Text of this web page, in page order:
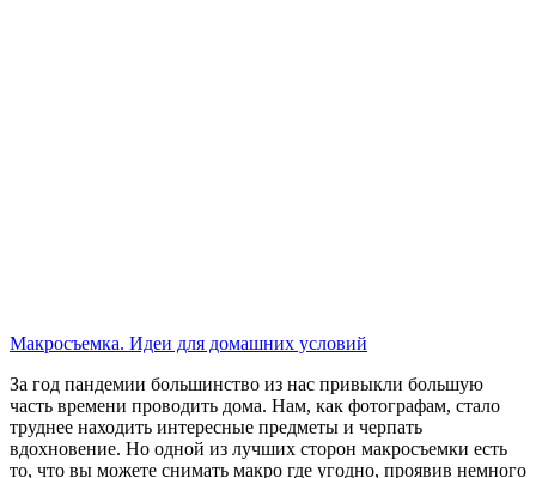
Макросъемка. Идеи для домашних условий
За год пандемии большинство из нас привыкли большую
часть времени проводить дома. Нам, как фотографам, стало
труднее находить интересные предметы и черпать
вдохновение. Но одной из лучших сторон макросъемки есть
то, что вы можете снимать макро где угодно, проявив немного